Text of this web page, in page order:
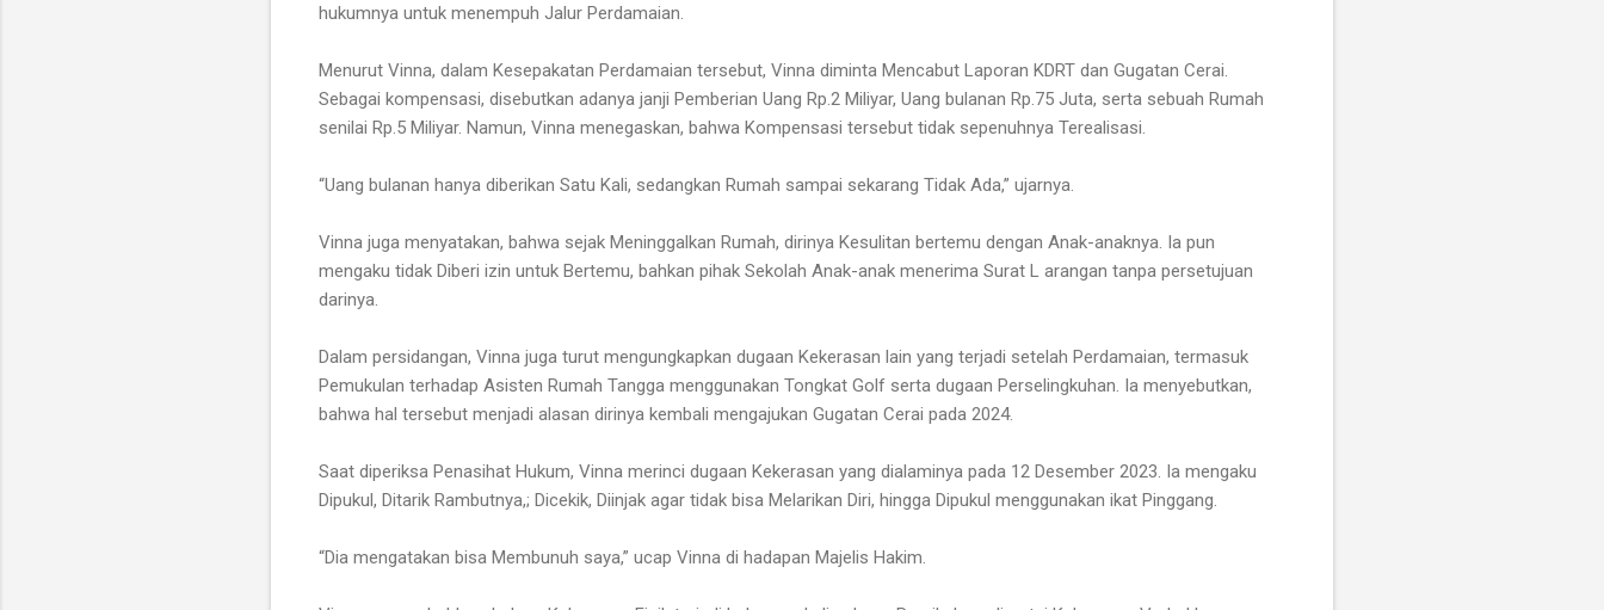
hukumnya untuk menempuh Jalur Perdamaian.
Menurut Vinna, dalam Kesepakatan Perdamaian tersebut, Vinna diminta Mencabut Laporan KDRT dan Gugatan Cerai.
Sebagai kompensasi, disebutkan adanya janji Pemberian Uang Rp.2 Miliyar, Uang bulanan Rp.75 Juta, serta sebuah Rumah
senilai Rp.5 Miliyar. Namun, Vinna menegaskan, bahwa Kompensasi tersebut tidak sepenuhnya Terealisasi.
“Uang bulanan hanya diberikan Satu Kali, sedangkan Rumah sampai sekarang Tidak Ada,” ujarnya.
Vinna juga menyatakan, bahwa sejak Meninggalkan Rumah, dirinya Kesulitan bertemu dengan Anak-anaknya. Ia pun
mengaku tidak Diberi izin untuk Bertemu, bahkan pihak Sekolah Anak-anak menerima Surat L arangan tanpa persetujuan
darinya.
Dalam persidangan, Vinna juga turut mengungkapkan dugaan Kekerasan lain yang terjadi setelah Perdamaian, termasuk
Pemukulan terhadap Asisten Rumah Tangga menggunakan Tongkat Golf serta dugaan Perselingkuhan. Ia menyebutkan,
bahwa hal tersebut menjadi alasan dirinya kembali mengajukan Gugatan Cerai pada 2024.
Saat diperiksa Penasihat Hukum, Vinna merinci dugaan Kekerasan yang dialaminya pada 12 Desember 2023. Ia mengaku
Dipukul, Ditarik Rambutnya,; Dicekik, Diinjak agar tidak bisa Melarikan Diri, hingga Dipukul menggunakan ikat Pinggang.
“Dia mengatakan bisa Membunuh saya,” ucap Vinna di hadapan Majelis Hakim.